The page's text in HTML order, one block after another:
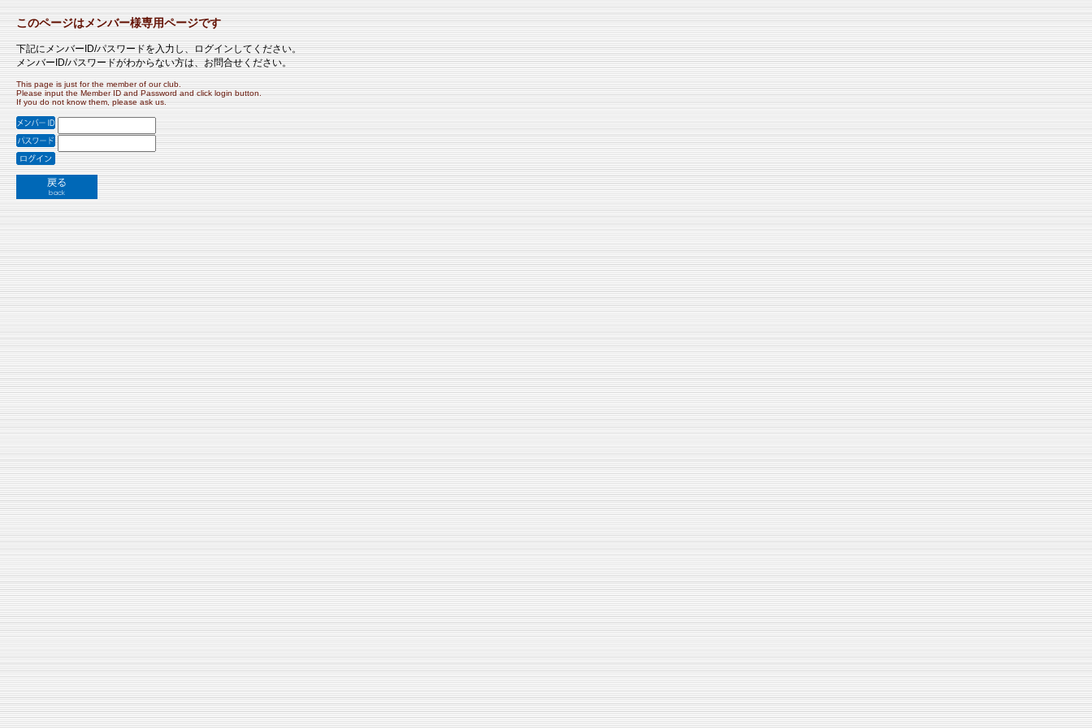
このページはメンバー様専用ページです
下記にメンバーID/パスワードを入力し、ログインしてください。
メンバーID/パスワードがわからない方は、お問合せください。
This page is just for the member of our club.
Please input the Member ID and Password and click login button.
If you do not know them, please ask us.